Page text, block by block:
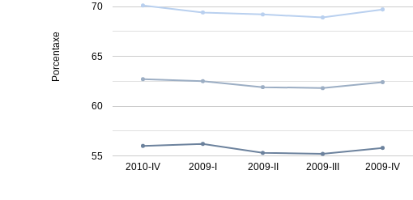
2010-IV 2009-I 2009-II 2009-III 2009-IV
55
60
65
70
Porcentaxe